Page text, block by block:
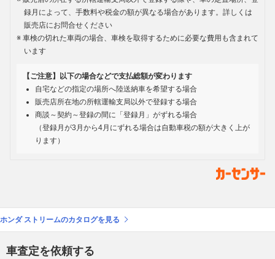
録月によって、手数料や税金の額が異なる場合があります。詳しくは
販売店にお問合せください
車検の切れた車両の場合、車検を取得するために必要な費用も含まれて
います
【ご注意】以下の場合などで支払総額が変わります
自宅などの指定の場所へ陸送納車を希望する場合
販売店所在地の所轄運輸支局以外で登録する場合
商談～契約～登録の間に「登録月」がずれる場合
（登録月が3月から4月にずれる場合は自動車税の額が大きく上が
ります）
ホンダ ストリームのカタログを見る
車査定を依頼する